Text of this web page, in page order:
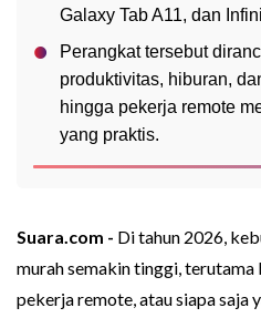
Galaxy Tab A11, dan
Perangkat tersebut
produktivitas, hiburan,
hingga pekerja remote
yang praktis.
Suara.com - Di tahun 2026,
murah semakin tinggi, terutama
pekerja remote, atau siapa saja